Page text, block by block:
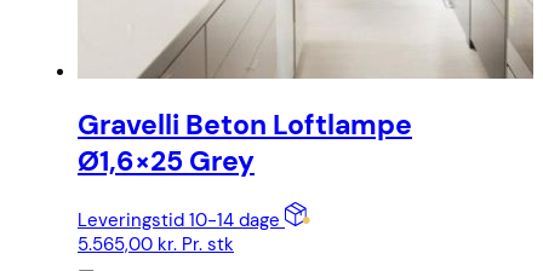
Gravelli Beton Loftlampe
Ø1,6×25 Grey
Leveringstid 10-14 dage
5.565,00 kr. Pr. stk